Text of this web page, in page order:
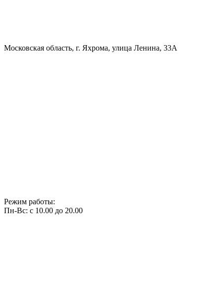
Московская область, г. Яхрома, улица Ленина, 33А
Режим работы:
Пн-Вс: с 10.00 до 20.00